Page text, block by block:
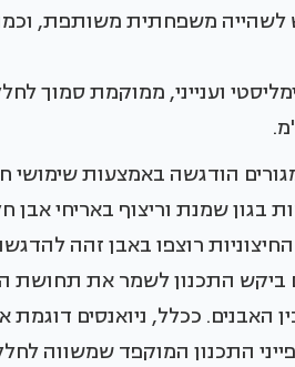
משפחתית משותפת,
וענייני, ממוקמת סמוך
הודגשה באמצעות שימושי
בגון שמנת וריצוף באריחי
רוצפו באבן זהה
ביקש התכנון לשמר את
האבנים. ככלל, ניואנסים
התכנון המוקפד שמשווה